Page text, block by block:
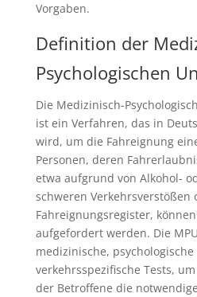
Vorgaben.
Definition der
Psychologischen
Die Medizinisch-
ist ein Verfahren, das in
wird, um die Fahreignung
Personen, deren
etwa aufgrund von Alkohol-
schweren Verkehrsverstößen
Fahreignungsregister,
aufgefordert werden. Die
medizinische,
verkehrsspezifische Tests,
der Betroffene die